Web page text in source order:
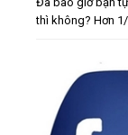
thì không? Hơn 1/